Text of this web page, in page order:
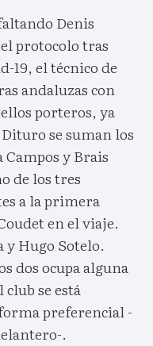
Denis
protocolo tras
19, el técnico de
andaluzas con
porteros, ya
se suman los
y Brais
de los tres
a la primera
en el viaje.
y Hugo Sotelo.
dos ocupa alguna
club se está
preferencial -
.